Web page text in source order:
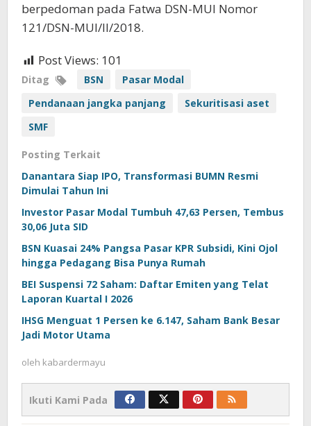
berpedoman pada Fatwa DSN-MUI Nomor
121/DSN-MUI/II/2018.
Post Views: 101
Ditag BSN
Pasar Modal
Pendanaan jangka panjang
Sekuritisasi aset
SMF
Posting Terkait
Danantara Siap IPO, Transformasi BUMN Resmi
Dimulai Tahun Ini
Investor Pasar Modal Tumbuh 47,63 Persen, Tembus
30,06 Juta SID
BSN Kuasai 24% Pangsa Pasar KPR Subsidi, Kini Ojol
hingga Pedagang Bisa Punya Rumah
BEI Suspensi 72 Saham: Daftar Emiten yang Telat
Laporan Kuartal I 2026
IHSG Menguat 1 Persen ke 6.147, Saham Bank Besar
Jadi Motor Utama
oleh kabardermayu
Ikuti Kami Pada